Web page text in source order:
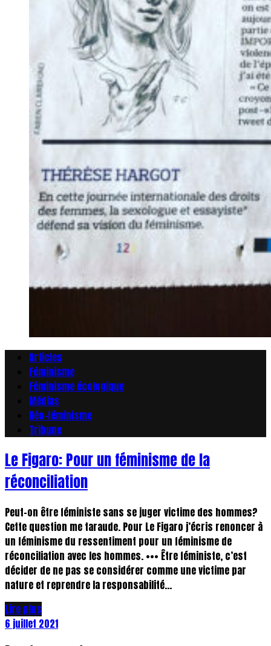
Articles
Féminisme
Féminisme écologique
Médias
Néo-féminisme
Tribune
Le Figaro: Pour un féminisme de la
réconciliation
Peut-on être féministe sans se juger victime des hommes?
Cette question me taraude. Pour Le Figaro j’écris renoncer à
un féminisme du ressentiment pour un féminisme de
réconciliation avec les hommes. ••• Être féministe, c’est
décider de ne pas se considérer comme une victime par
nature et reprendre la responsabilité...
Lire plus
6 juillet 2021